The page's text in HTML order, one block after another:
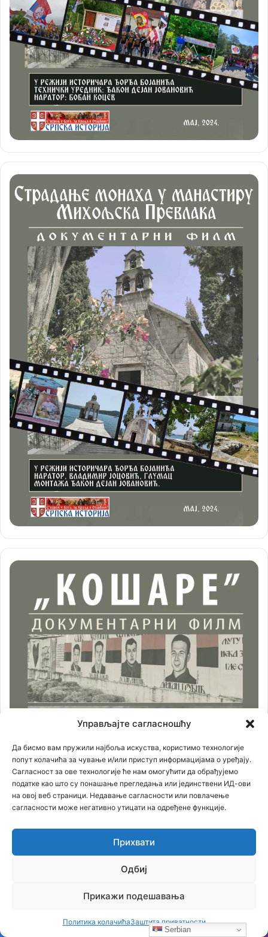
Управљајте сагласношћу
Да бисмо вам пружили најбоља искуства, користимо технологије
попут колачића за чување и/или приступ информацијама о уређају.
Сагласност за ове технологије ће нам омогућити да обрађујемо
податке као што су понашање прегледања или јединствени ИД-ови
на овој веб страници. Недавање сагласности или повлачење
сагласности може негативно утицати на одређене функције.
Прихвати
Одбиј
Прикажи подешавања
Политика колачићаЗаштита приватности
Serbian